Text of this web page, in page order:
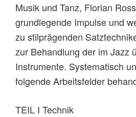
Musik und Tanz, Florian
grundlegende Impulse und
zu stilprägenden
zur Behandlung der im Jazz
Instrumente. Systematisch
folgende Arbeitsfelder
TEIL I Technik